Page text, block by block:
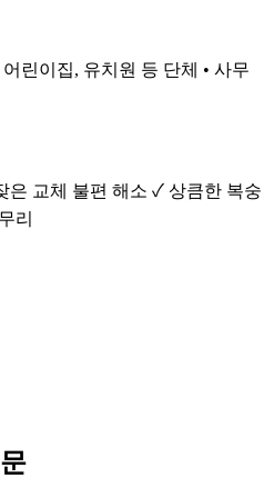
린이집, 유치원 등 단체 • 사무
교체 불편 해소 ✓ 상큼한 복숭
리